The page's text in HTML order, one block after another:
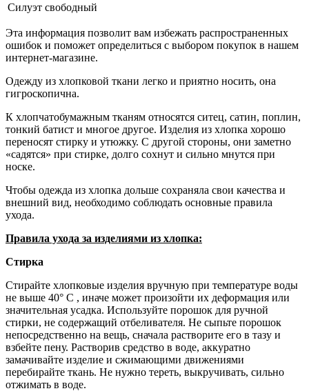
Силуэт свободный
Эта информация позволит вам избежать распространенных
ошибок и поможет определиться с выбором покупок в нашем
интернет-магазине.
Одежду из хлопковой ткани легко и приятно носить, она
гигроскопична.
К хлопчатобумажным тканям относятся ситец, сатин, поплин,
тонкий батист и многое другое. Изделия из хлопка хорошо
переносят стирку и утюжку. С другой стороны, они заметно
«садятся» при стирке, долго сохнут и сильно мнутся при
носке.
Чтобы одежда из хлопка дольше сохраняла свои качества и
внешний вид, необходимо соблюдать основные правила
ухода.
Правила ухода за изделиями из хлопка:
Стирка
Стирайте хлопковые изделия вручную при температуре воды
не выше 40° С , иначе может произойти их деформация или
значительная усадка. Используйте порошок для ручной
стирки, не содержащий отбеливателя. Не сыпьте порошок
непосредственно на вещь, сначала растворите его в тазу и
взбейте пену. Растворив средство в воде, аккуратно
замачивайте изделие и сжимающими движениями
перебирайте ткань. Не нужно тереть, выкручивать, сильно
отжимать в воде.